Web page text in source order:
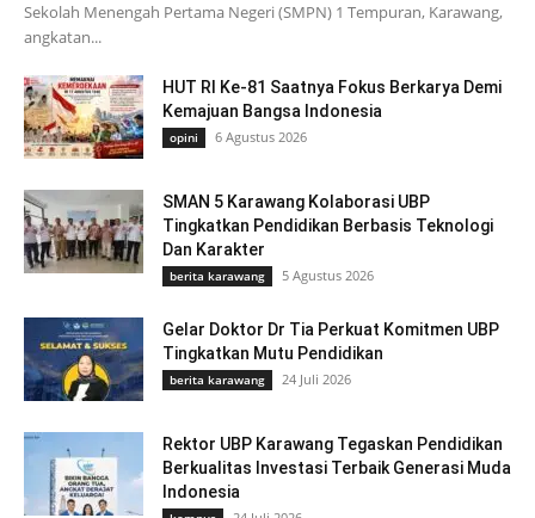
Sekolah Menengah Pertama Negeri (SMPN) 1 Tempuran, Karawang,
angkatan...
HUT RI Ke-81 Saatnya Fokus Berkarya Demi
Kemajuan Bangsa Indonesia
opini 6 Agustus 2026
SMAN 5 Karawang Kolaborasi UBP
Tingkatkan Pendidikan Berbasis Teknologi
Dan Karakter
berita karawang 5 Agustus 2026
Gelar Doktor Dr Tia Perkuat Komitmen UBP
Tingkatkan Mutu Pendidikan
berita karawang 24 Juli 2026
Rektor UBP Karawang Tegaskan Pendidikan
Berkualitas Investasi Terbaik Generasi Muda
Indonesia